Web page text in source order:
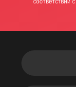
соответствии с